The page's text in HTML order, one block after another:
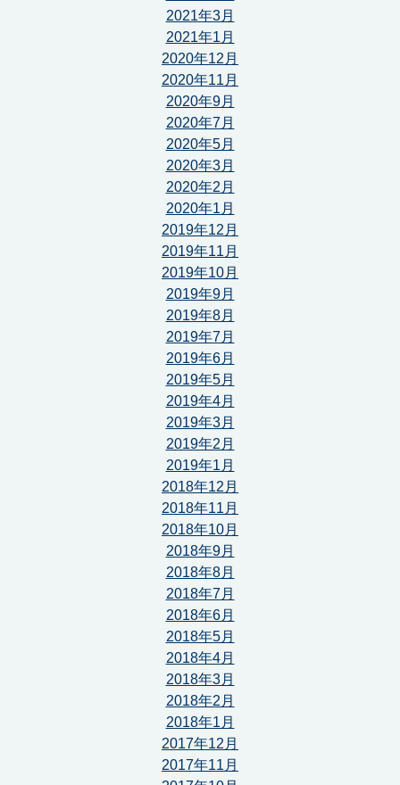
2021年3月
2021年1月
2020年12月
2020年11月
2020年9月
2020年7月
2020年5月
2020年3月
2020年2月
2020年1月
2019年12月
2019年11月
2019年10月
2019年9月
2019年8月
2019年7月
2019年6月
2019年5月
2019年4月
2019年3月
2019年2月
2019年1月
2018年12月
2018年11月
2018年10月
2018年9月
2018年8月
2018年7月
2018年6月
2018年5月
2018年4月
2018年3月
2018年2月
2018年1月
2017年12月
2017年11月